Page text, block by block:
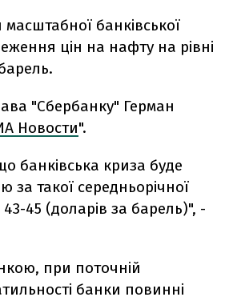
масштабної банківської
цін на нафту на рівні
"Сбербанку" Герман
Новости".
банківська криза буде
за такої середньорічної
45 (доларів за барель)", -
при поточній
банки повинні